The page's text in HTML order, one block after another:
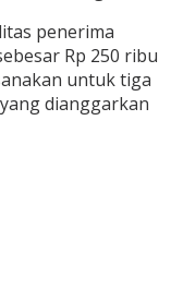
penerima
Rp 250 ribu
untuk tiga
dianggarkan